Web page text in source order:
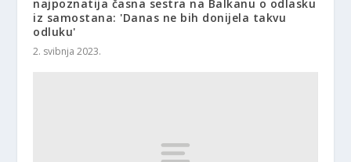
najpoznatija časna sestra na Balkanu o odlasku
iz samostana: 'Danas ne bih donijela takvu
odluku'
2. svibnja 2023.